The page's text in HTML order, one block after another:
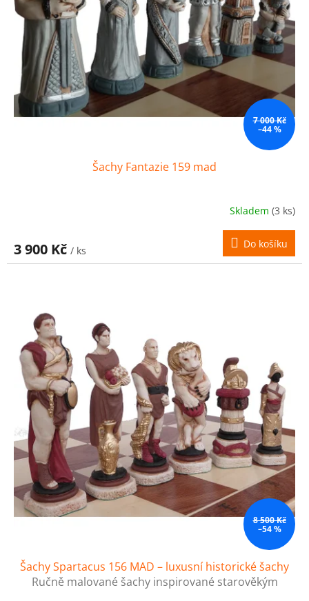
7 000 Kč
–44 %
Šachy Fantazie 159 mad
Skladem (3 ks)
3 900 Kč / ks
Do košíku
8 500 Kč
–54 %
Šachy Spartacus 156 MAD – luxusní historické šachy
Ručně malované šachy inspirované starověkým